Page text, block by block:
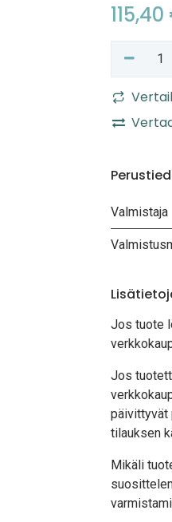
115,40
Valmistaja
Jos tuote
Jos
päivittyvät
tilauksen
Mikäli